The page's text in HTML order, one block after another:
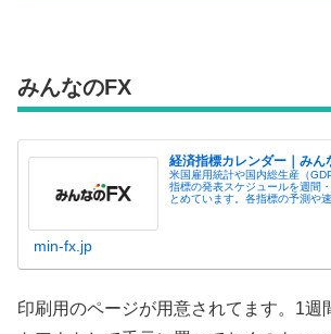
みんなのFX
経済指標カレンダー｜みん
米国雇用統計や国内総生産（
指標の発表スケジュールを週間
とめています。各指標の予測や
min-fx.jp
印刷用のページが用意されてます。1週